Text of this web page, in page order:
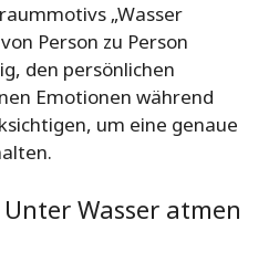
„Wasser
Person zu Person
den persönlichen
Emotionen während
um eine genaue
Wasser atmen